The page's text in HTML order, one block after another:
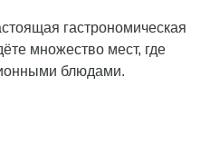
гастрономическая
множество мест, где
блюдами.